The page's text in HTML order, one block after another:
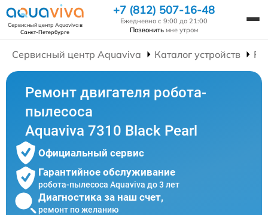
Сервисный центр Aquavivaв
Санкт-Петербурге
+7 (812) 507-16-48
Ежедневно с 9:00 до 21:00
Позвонить мне утром
Сервисный центр Aquaviva Каталог устройств
Ремонт двигателя робота-
пылесоса
Aquaviva 7310 Black Pearl
Официальный сервис
Гарантийное обслуживание
робота-пылесоса Aquaviva до 3 лет
Диагностика за наш счет,
ремонт по желанию